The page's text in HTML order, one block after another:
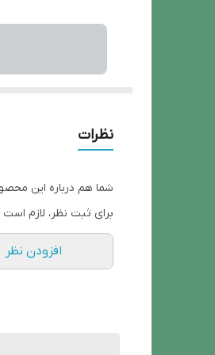
نظرات
شما هم درباره این
برای ثبت نظر، لازم
افزودن نظر